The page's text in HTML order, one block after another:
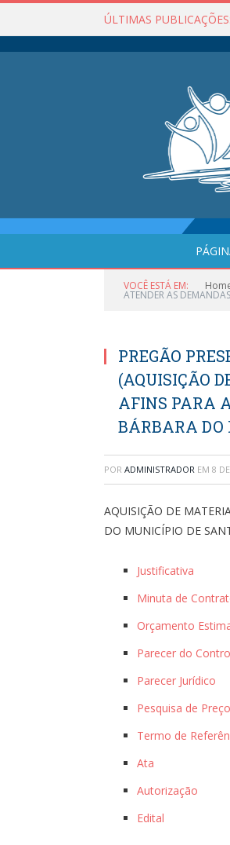
ÚLTIMAS PUBLICAÇÕES:
VOCÊ ESTÁ EM:
ATENDER AS
PREGÃO
(AQUISIÇÃO
AFINS PARA
BÁRBARA DO
POR ADMINISTRADOR EM 8
AQUISIÇÃO DE
DO MUNICÍPIO DE
Justificativa
Minuta de
Orçamento
Parecer do
Parecer Jurídico
Pesquisa de
Termo de
Ata
Autorização
Edital